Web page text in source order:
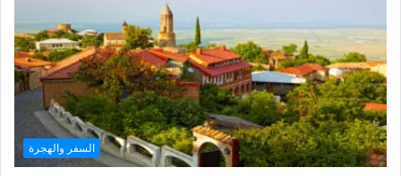
ر
ب
ا
ل
ت
ت
ا
السفر والهجرة